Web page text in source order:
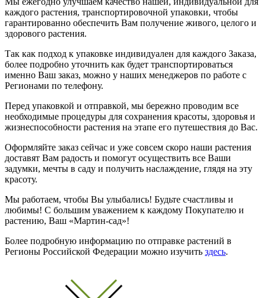
каждого растения, транспортировочной упаковки, чтобы
гарантированно обеспечить Вам получение живого, целого и
здорового растения.
Так как подход к упаковке индивидуален для каждого Заказа,
более подробно уточнить как будет транспортироваться
именно Ваш заказ, можно у наших менеджеров по работе с
Регионами по телефону.
Перед упаковкой и отправкой, мы бережно проводим все
необходимые процедуры для сохранения красоты, здоровья и
жизнеспособности растения на этапе его путешествия до Вас.
Оформляйте заказ сейчас и уже совсем скоро наши растения
доставят Вам радость и помогут осуществить все Ваши
задумки, мечты в саду и получить наслаждение, глядя на эту
красоту.
Мы работаем, чтобы Вы улыбались! Будьте счастливы и
любимы! С большим уважением к каждому Покупателю и
растению, Ваш «Мартин-сад»!
Более подробную информацию по отправке растений в
Регионы Российской Федерации можно изучить здесь.